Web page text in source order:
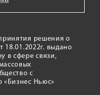
решения о
18.01.2022г. выдано
в сфере связи,
с
«Бизнес Ньюс»